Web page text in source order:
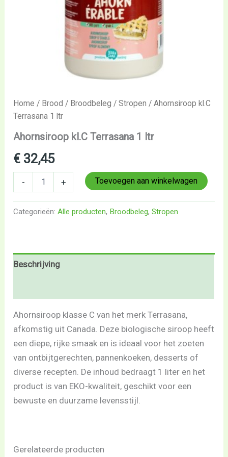
Home / Brood / Broodbeleg /Stropen / Ahornsiroop kl.C
Terrasana 1 ltr
Ahornsiroop kl.C Terrasana 1 ltr
€ 32,45
- + Toevoegen aan winkelwagen
Categorieën:Alle producten, Broodbeleg,Stropen
Beschrijving
Ahornsiroop klasse C van het merk Terrasana,
afkomstig uit Canada. Deze biologische siroop heeft
een diepe, rijke smaak en is ideaal voor het zoeten
van ontbijtgerechten, pannenkoeken, desserts of
diverse recepten. De inhoud bedraagt 1 liter en het
product is van EKO-kwaliteit, geschikt voor een
bewuste en duurzame levensstijl.
Gerelateerde producten